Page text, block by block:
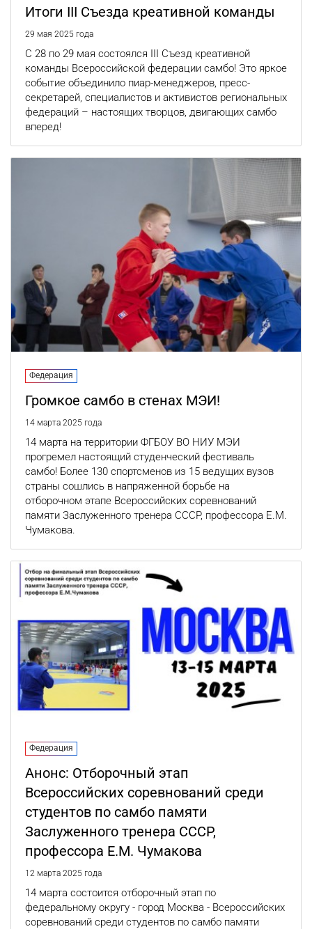
Итоги III Съезда креативной команды
29 мая 2025 года
С 28 по 29 мая состоялся III Съезд креативной
команды Всероссийской федерации самбо! Это яркое
событие объединило пиар-менеджеров, пресс-
секретарей, специалистов и активистов региональных
федераций – настоящих творцов, двигающих самбо
вперед!
Федерация
Громкое самбо в стенах МЭИ!
14 марта 2025 года
14 марта на территории ФГБОУ ВО НИУ МЭИ
прогремел настоящий студенческий фестиваль
самбо! Более 130 спортсменов из 15 ведущих вузов
страны сошлись в напряженной борьбе на
отборочном этапе Всероссийских соревнований
памяти Заслуженного тренера СССР, профессора Е.М.
Чумакова.
Федерация
Анонс: Отборочный этап
Всероссийских соревнований среди
студентов по самбо памяти
Заслуженного тренера СССР,
профессора Е.М. Чумакова
12 марта 2025 года
14 марта состоится отборочный этап по
федеральному округу - город Москва - Всероссийских
соревнований среди студентов по самбо памяти